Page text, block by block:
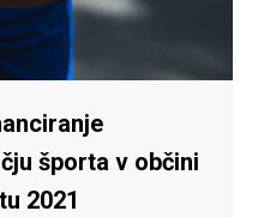
športa v občini
2021